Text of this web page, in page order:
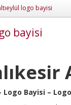
logo bayisi
bayisi
Logo Bayisi –